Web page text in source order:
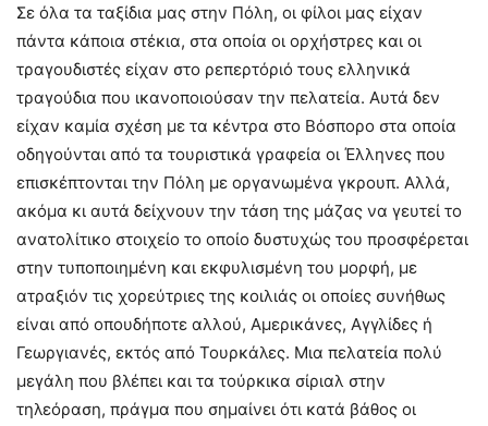
Σε όλα τα ταξίδια μας στην Πόλη, οι φίλοι μας είχαν
πάντα κάποια στέκια, στα οποία οι ορχήστρες και οι
τραγουδιστές είχαν στο ρεπερτόριό τους ελληνικά
τραγούδια που ικανοποιούσαν την πελατεία. Αυτά δεν
είχαν καμία σχέση με τα κέντρα στο Βόσπορο στα οποία
οδηγούνται από τα τουριστικά γραφεία οι Έλληνες που
επισκέπτονται την Πόλη με οργανωμένα γκρουπ. Αλλά,
ακόμα κι αυτά δείχνουν την τάση της μάζας να γευτεί το
ανατολίτικο στοιχείο το οποίο δυστυχώς του προσφέρεται
στην τυποποιημένη και εκφυλισμένη του μορφή, με
ατραξιόν τις χορεύτριες της κοιλιάς οι οποίες συνήθως
είναι από οπουδήποτε αλλού, Αμερικάνες, Αγγλίδες ή
Γεωργιανές, εκτός από Τουρκάλες. Μια πελατεία πολύ
μεγάλη που βλέπει και τα τούρκικα σίριαλ στην
τηλεόραση, πράγμα που σημαίνει ότι κατά βάθος οι